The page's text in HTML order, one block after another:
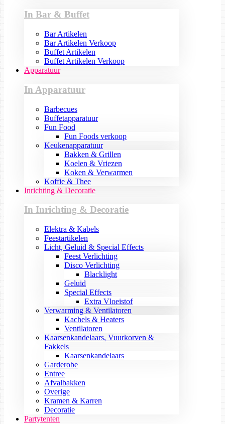
In Bar & Buffet
Bar Artikelen
Bar Artikelen Verkoop
Buffet Artikelen
Buffet Artikelen Verkoop
Apparatuur
In Apparatuur
Barbecues
Buffetapparatuur
Fun Food
Fun Foods verkoop
Keukenapparatuur
Bakken & Grillen
Koelen & Vriezen
Koken & Verwarmen
Koffie & Thee
Inrichting & Decoratie
In Inrichting & Decoratie
Elektra & Kabels
Feestartikelen
Licht, Geluid & Special Effects
Feest Verlichting
Disco Verlichting
Blacklight
Geluid
Special Effects
Extra Vloeistof
Verwarming & Ventilatoren
Kachels & Heaters
Ventilatoren
Kaarsenkandelaars, Vuurkorven &
Fakkels
Kaarsenkandelaars
Garderobe
Entree
Afvalbakken
Overige
Kramen & Karren
Decoratie
Partytenten